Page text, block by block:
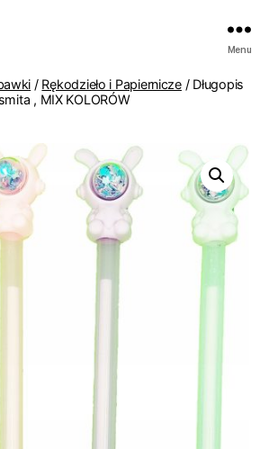
Menu
/ Rękodzieło i Papiernicze/ Długopis
, MIX KOLORÓW